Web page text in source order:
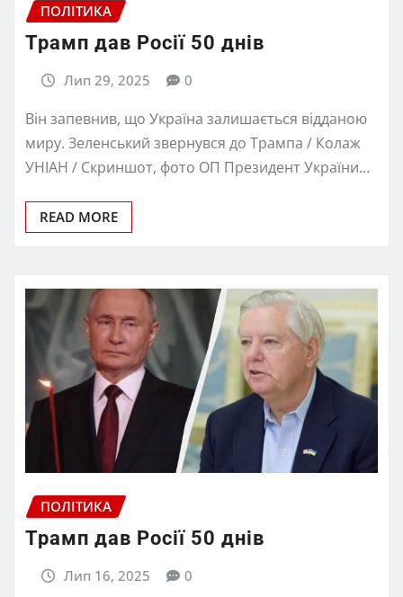
ПОЛІТИКА
Трамп дав Росії 50 днів
Лип 29, 2025 0
Він запевнив, що Україна залишається відданою
миру. Зеленський звернувся до Трампа / Колаж
УНІАН / Скриншот, фото ОП Президент України…
READ MORE
ПОЛІТИКА
Трамп дав Росії 50 днів
Лип 16, 2025 0